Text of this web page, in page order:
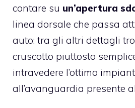
contare su un’apertura
linea dorsale che passa
auto: tra gli altri dettagli
cruscotto piuttosto
intravedere l’ottimo
all’avanguardia presente